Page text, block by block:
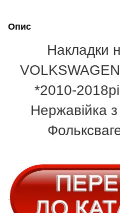
Опис
Накладки
*2010-
Нержавійка